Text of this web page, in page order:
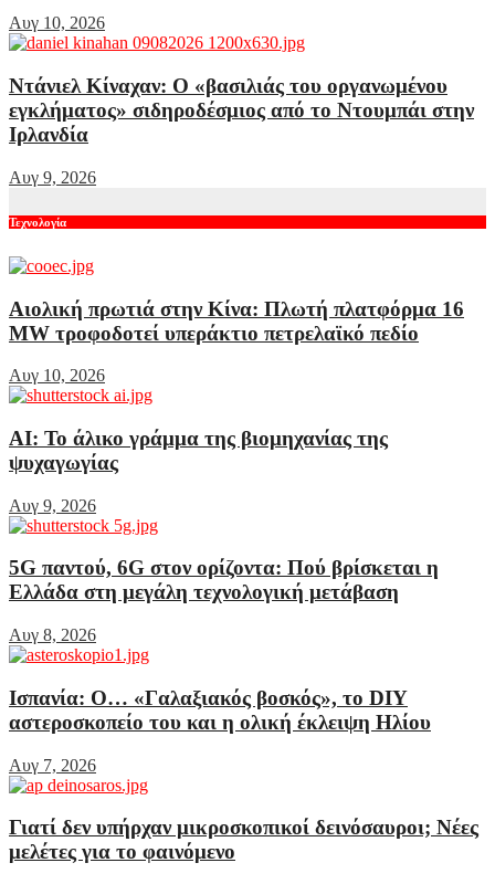
Αυγ 10, 2026
Ντάνιελ Κίναχαν: Ο «βασιλιάς του οργανωμένου
εγκλήματος» σιδηροδέσμιος από το Ντουμπάι στην
Ιρλανδία
Αυγ 9, 2026
Τεχνολογία
Αιολική πρωτιά στην Κίνα: Πλωτή πλατφόρμα 16
MW τροφοδοτεί υπεράκτιο πετρελαϊκό πεδίο
Αυγ 10, 2026
AI: Το άλικο γράμμα της βιομηχανίας της
ψυχαγωγίας
Αυγ 9, 2026
5G παντού, 6G στον ορίζοντα: Πού βρίσκεται η
Ελλάδα στη μεγάλη τεχνολογική μετάβαση
Αυγ 8, 2026
Ισπανία: Ο… «Γαλαξιακός βοσκός», το DIY
αστεροσκοπείο του και η ολική έκλειψη Ηλίου
Αυγ 7, 2026
Γιατί δεν υπήρχαν μικροσκοπικοί δεινόσαυροι; Νέες
μελέτες για το φαινόμενο